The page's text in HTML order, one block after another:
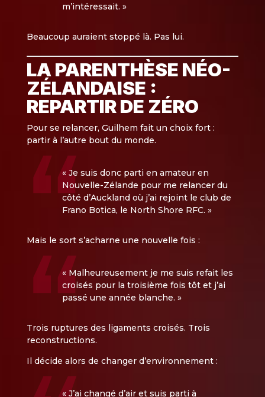
m’intéressait. »
Beaucoup auraient stoppé là. Pas lui.
LA PARENTHÈSE NÉO-
ZÉLANDAISE :
REPARTIR DE ZÉRO
Pour se relancer, Guilhem fait un choix fort :
partir à l’autre bout du monde.
« Je suis donc parti en amateur en
Nouvelle-Zélande pour me relancer du
côté d’Auckland où j’ai rejoint le club de
Frano Botica, le North Shore RFC. »
Mais le sort s’acharne une nouvelle fois :
« Malheureusement je me suis refait les
croisés pour la troisième fois tôt et j’ai
passé une année blanche. »
Trois ruptures des ligaments croisés. Trois
reconstructions.
Il décide alors de changer d’environnement :
« J’ai changé d’air et suis parti à